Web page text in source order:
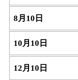
8月10日
10月10日
12月10日